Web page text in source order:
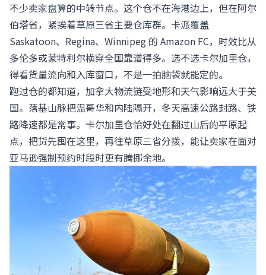
不少卖家盘算的中转节点。这个仓不在海港边上，但在阿尔
伯塔省，紧挨着草原三省主要仓库群。卡派覆盖
Saskatoon、Regina、Winnipeg 的 Amazon FC，时效比从
多伦多或蒙特利尔横穿全国靠谱得多。选不选卡尔加里仓，
得看货量流向和入库窗口，不是一拍脑袋就能定的。
跑过仓的都知道，加拿大物流链受地形和天气影响远大于美
国。落基山脉把温哥华和内陆隔开，冬天高速公路封路、铁
路降速都是常事。卡尔加里仓恰好处在翻过山后的平原起
点，把货先囤在这里，再往草原三省分拨，能让卖家在面对
亚马逊强制预约时段时更有腾挪余地。